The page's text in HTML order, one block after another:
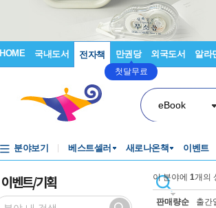
HOME 국내도서 전자책 만권당
첫달무료
외국도서 알라
eBook
분야보기 베스트셀러 새로나온책 이벤트
이벤트/기획 이 분야에 1개의
판매량순 출간